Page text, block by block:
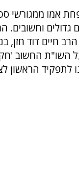
אמו ממגורשי
גדולים וחשובים.
הרב חיים דוד חזן,
השו"ת החשוב
לתפקיד הראשון